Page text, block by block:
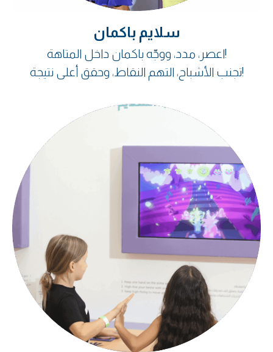
سلايم باكمان
اعصر، مدد، ووجّه باكمان داخل المتاهة!
تجنب الأشباح، التهم النقاط، وحقق أعلى نتيجة!